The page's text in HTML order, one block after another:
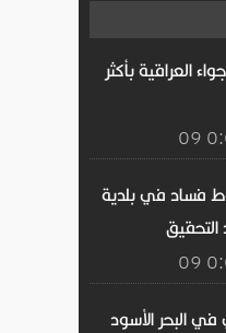
العراقية بأكثر
فساد في بلدية
​​في البحر الأسود